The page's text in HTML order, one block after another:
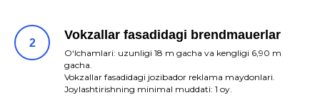
Vokzallar fasadidagi brendmauerlar
O‘lchamlari: uzunligi 18 m gacha va kengligi 6,90 m
gacha.
Vokzallar fasadidagi jozibador reklama maydonlari.
Joylashtirishning minimal muddati: 1 oy.